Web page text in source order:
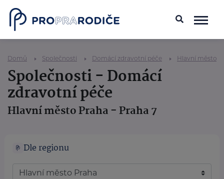
Domů Společnosti Domácí zdravotní péče Hlavní město
Společnosti - Domácí
zdravotní péče
Hlavní město Praha - Praha 7
Dle regionu